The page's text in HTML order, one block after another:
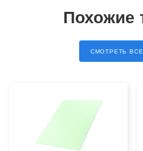
Похожие
СМОТРЕТЬ